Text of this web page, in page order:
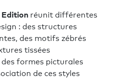
Edition réunit différentes
: des structures
des motifs zébrés
tissées
formes picturales
de ces styles